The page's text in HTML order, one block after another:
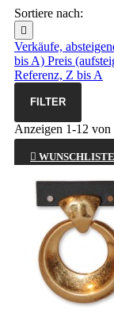
Sortiere nach:

Verkäufe,
bis A) Preis
Referenz, Z bis A
FILTER
Anzeigen 1-12 von
 WUNSCHLISTE